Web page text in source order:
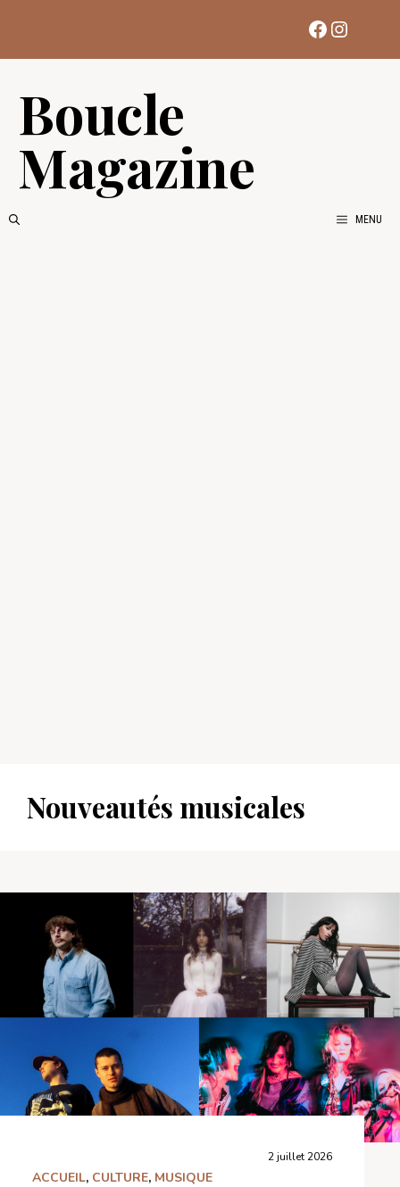
contenu
Facebook
Boucle
Magazine
MENU
Nouveautés musicales
2 juillet 2026
ACCUEIL, CULTURE, MUSIQUE